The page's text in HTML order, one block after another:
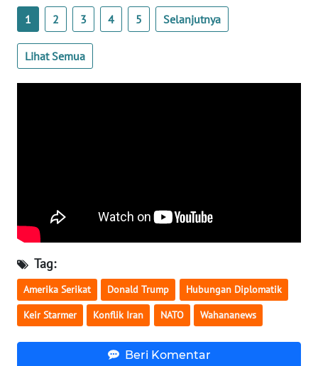
1 2 3 4 5 Selanjutnya
Lihat Semua
Tag:
Amerika Serikat Donald Trump Hubungan Diplomatik
Keir Starmer Konflik Iran NATO Wahananews
Beri Komentar
RIAU
WN
SERAMBI
WN
NTB
WN
SULTENG